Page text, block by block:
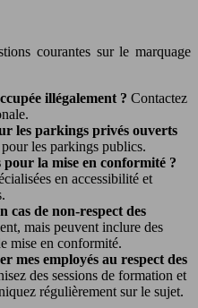
courantes sur le marquage
illégalement ? Contactez
les parkings privés ouverts
les parkings publics.
la mise en conformité ?
en accessibilité et
cas de non-respect des
mais peuvent inclure des
mise en conformité.
mes employés au respect des
des sessions de formation et
régulièrement sur le sujet.